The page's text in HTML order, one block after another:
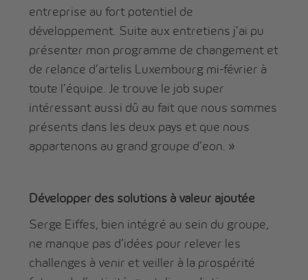
entreprise au fort potentiel de
développement. Suite aux entretiens j’ai pu
présenter mon programme de changement et
de relance d’artelis Luxembourg mi-février à
toute l’équipe. Je trouve le job super
intéressant aussi dû au fait que nous sommes
présents dans les deux pays et que nous
appartenons au grand groupe d’eon. »
Développer des solutions à valeur ajoutée
Serge Eiffes, bien intégré au sein du groupe,
ne manque pas d’idées pour relever les
challenges à venir et veiller à la prospérité